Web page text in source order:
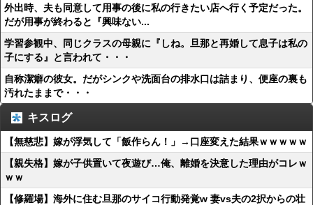
外出時、夫も同意して用事の後に私の行きたい店へ行く予定だった。
だが用事が終わると『興味ない...
学習参観中、同じクラスの母親に『しね。旦那と再婚して息子は私の
子にする』と言われて・・・
自称潔癖の彼女。だがシンクや洗面台の排水口は詰まり、便座の裏も
汚れたままで・・・
キスログ
【無慈悲】嫁が浮気して「飯作らん！」→口座変えた結果ｗｗｗｗｗ
【親失格】嫁が子供置いて夜遊び…俺、離婚を決意した理由がコレｗ
ｗｗ
【修羅場】海外に住む旦那のサイコ行動発覚w 妻vs夫の2択からの壮